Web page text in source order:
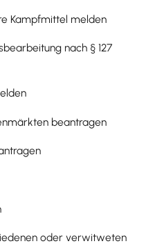
Kampfmittel melden
nach § 127
beantragen
oder verwitweten